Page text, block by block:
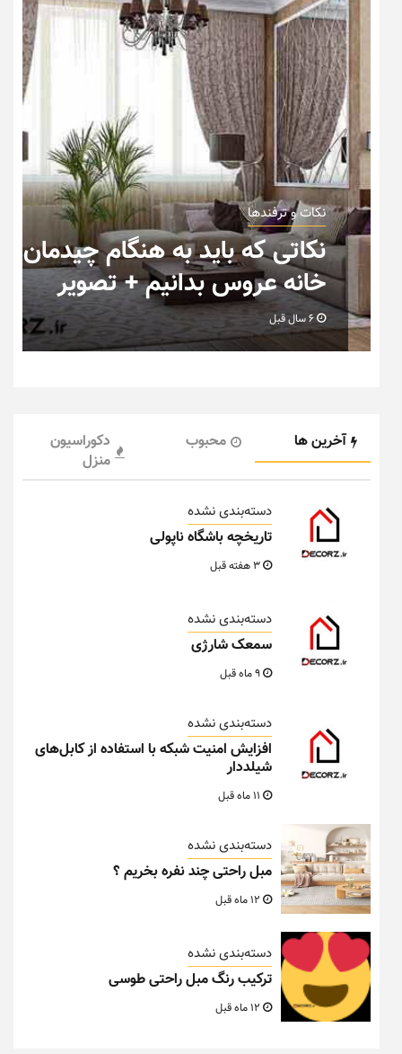
نکات و ترفندها
نکاتی که باید به هنگام چیدمان
خانه عروس بدانیم + تصویر
آخرین ها محبوب
دکوراسیون
منزل
دسته‌بندی نشده
تاریخچه باشگاه ناپولی
دسته‌بندی نشده
سمعک شارژی
دسته‌بندی نشده
افزایش امنیت شبکه با استفاده از کابل‌های
شیلددار
دسته‌بندی نشده
مبل راحتی چند نفره بخریم ؟
دسته‌بندی نشده
ترکیب رنگ مبل راحتی طوسی